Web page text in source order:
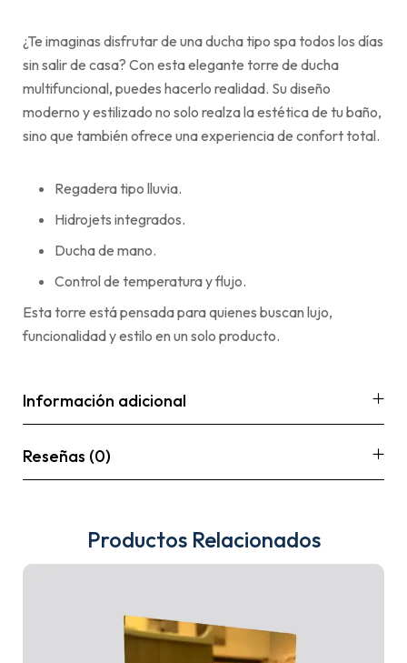
¿Te imaginas disfrutar de una ducha tipo spa todos los días
sin salir de casa? Con esta elegante torre de ducha
multifuncional, puedes hacerlo realidad. Su diseño
moderno y estilizado no solo realza la estética de tu baño,
sino que también ofrece una experiencia de confort total.
Regadera tipo lluvia.
Hidrojets integrados.
Ducha de mano.
Control de temperatura y flujo.
Esta torre está pensada para quienes buscan lujo,
funcionalidad y estilo en un solo producto.
Información adicional
Reseñas (0)
Productos Relacionados